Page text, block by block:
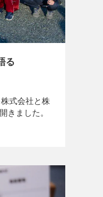
る
式会社と株
きました。